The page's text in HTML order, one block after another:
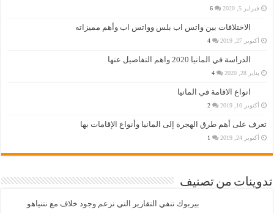
فبراير 5, 2020 6
الاختلافات بين واتس اب بلس وواتس اب وأهم مميزاته
أكتوبر 27, 2019 4
الدراسة في المانيا 2020 واهم التفاصيل عنها
يناير 28, 2020 4
انواع الاقامة في المانيا
أكتوبر 10, 2019 2
تعرف على أهم طرق الهجرة إلى المانيا وأنواع الإقامات بها
أكتوبر 24, 2019 1
تدوينات من تصنيف
بيربوك تنفي التقارير التي تزعم وجود خلاف مع نتنياهو